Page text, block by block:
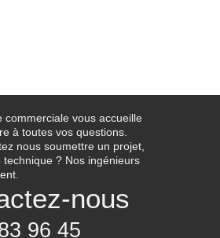
commerciale vous accueille
à toutes vos questions.
nous soumettre un projet,
technique ? Nos ingénieurs
nous
96 45